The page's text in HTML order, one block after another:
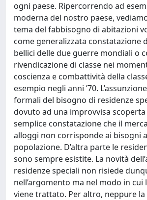
ogni paese. Ripercorrendo ad
moderna del nostro paese,
tema del fabbisogno di abitazioni
come generalizzata constatazione
bellici delle due guerre mondiali o
rivendicazione di classe nei
coscienza e combattività della
esempio negli anni ’70.
formali del bisogno di residenze
dovuto ad una improvvisa scoperta
semplice constatazione che il
alloggi non corrisponde ai bisogni
popolazione. D’altra parte le
sono sempre esistite. La novità
residenze speciali non risiede
nell’argomento ma nel modo in cui
viene trattato. Per altro, neppure